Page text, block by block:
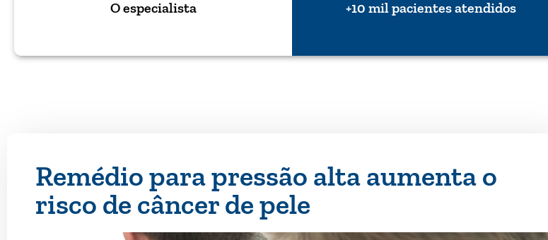
O especialista
+10 mil pacientes atendidos
Remédio para pressão alta aumenta o
risco de câncer de pele